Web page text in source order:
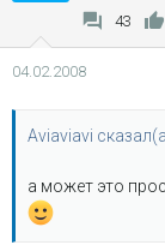
43
04.02.2008
Aviaviavi
а может это